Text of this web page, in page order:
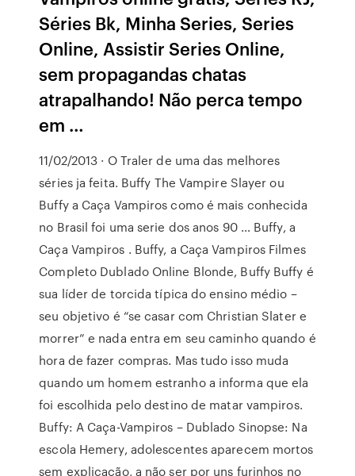
Séries Bk, Minha Series, Series
Online, Assistir Series Online,
sem propagandas chatas
atrapalhando! Não perca tempo
em …
11/02/2013 · O Traler de uma das melhores
séries ja feita. Buffy The Vampire Slayer ou
Buffy a Caça Vampiros como é mais conhecida
no Brasil foi uma serie dos anos 90 … Buffy, a
Caça Vampiros . Buffy, a Caça Vampiros Filmes
Completo Dublado Online Blonde, Buffy Buffy é
sua líder de torcida típica do ensino médio –
seu objetivo é “se casar com Christian Slater e
morrer” e nada entra em seu caminho quando é
hora de fazer compras. Mas tudo isso muda
quando um homem estranho a informa que ela
foi escolhida pelo destino de matar vampiros.
Buffy: A Caça-Vampiros – Dublado Sinopse: Na
escola Hemery, adolescentes aparecem mortos
sem explicação, a não ser por uns furinhos no